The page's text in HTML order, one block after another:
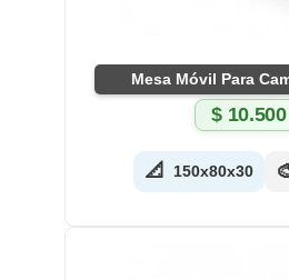
Mesa Móvil Para
$10.500
📐 150x80x30